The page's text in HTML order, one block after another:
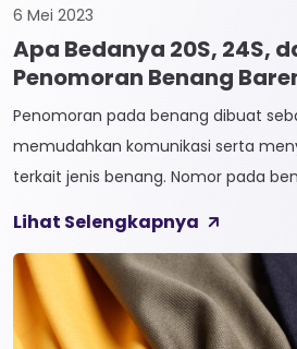
6 Mei 2023
Apa Bedanya 20S, 24S,
Penomoran Benang
Penomoran pada benang dibuat
memudahkan komunikasi serta
terkait jenis benang. Nomor pada
penomoran sendiri terbagi menjadi
Langsung. 1. Penomoran Tidak
Langsung biasa diaplikasikan pada
Rayon dan Cotton. Satuan yang
Lihat Selengkapnya